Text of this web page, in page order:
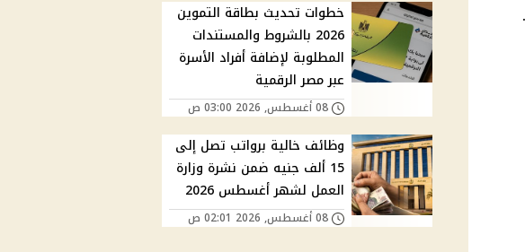
خطوات تحديث بطاقة التموين
2026 بالشروط والمستندات
المطلوبة لإضافة أفراد الأسرة
عبر مصر الرقمية
08 أغسطس, 2026 03:00 ص
وظائف خالية برواتب تصل إلى
15 ألف جنيه ضمن نشرة وزارة
العمل لشهر أغسطس 2026
08 أغسطس, 2026 02:01 ص